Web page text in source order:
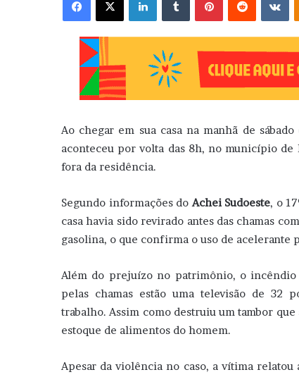
Ao chegar em sua casa na manhã de
aconteceu por volta das 8h, no município
fora da residência.
Segundo informações doAchei Sudoeste, o
casa havia sido revirado antes das chamas
gasolina, o que confirma o uso de acelerante
Além do prejuízo no patrimônio, o
pelas chamas estão uma televisão de 32
trabalho. Assim como destruiu um tambor
estoque de alimentos do homem.
Apesar da violência no caso, a vítima